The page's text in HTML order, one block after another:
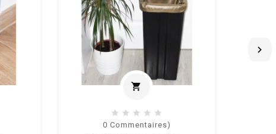
shopping_cart
0 Commentaires)
